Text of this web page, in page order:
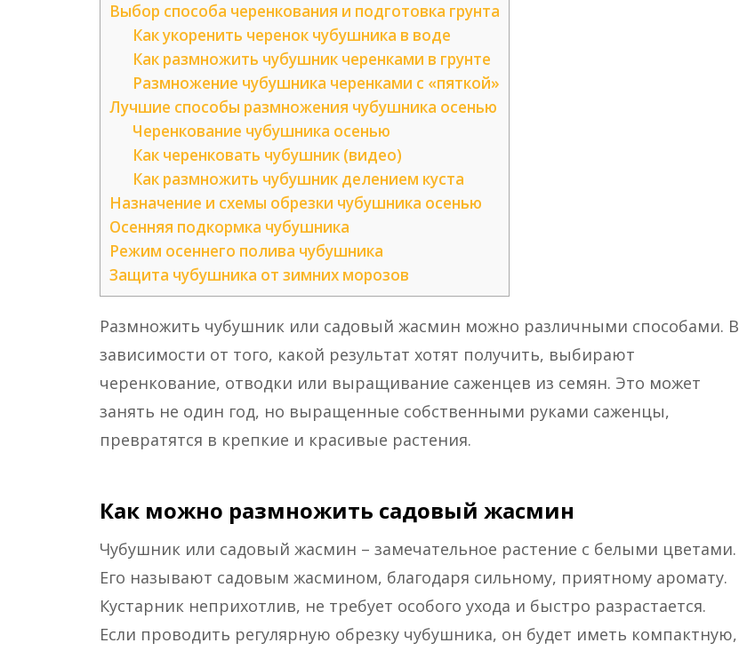
Выбор способа черенкования и подготовка грунта
Как укоренить черенок чубушника в воде
Как размножить чубушник черенками в грунте
Размножение чубушника черенками с «пяткой»
Лучшие способы размножения чубушника осенью
Черенкование чубушника осенью
Как черенковать чубушник (видео)
Как размножить чубушник делением куста
Назначение и схемы обрезки чубушника осенью
Осенняя подкормка чубушника
Режим осеннего полива чубушника
Защита чубушника от зимних морозов
Размножить чубушник или садовый жасмин можно различными способами. В
зависимости от того, какой результат хотят получить, выбирают
черенкование, отводки или выращивание саженцев из семян. Это может
занять не один год, но выращенные собственными руками саженцы,
превратятся в крепкие и красивые растения.
Как можно размножить садовый жасмин
Чубушник или садовый жасмин – замечательное растение с белыми цветами.
Его называют садовым жасмином, благодаря сильному, приятному аромату.
Кустарник неприхотлив, не требует особого ухода и быстро разрастается.
Если проводить регулярную обрезку чубушника, он будет иметь компактную,